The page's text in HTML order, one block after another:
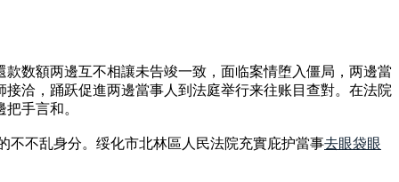
数額两邊互不相讓未告竣一致，面临案情堕入僵局，两邊當
洽，踊跃促進两邊當事人到法庭举行来往账目查對。在法院
手言和。
不不乱身分。绥化市北林區人民法院充實庇护當事去眼袋眼